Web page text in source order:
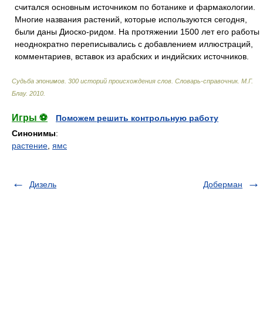
считался основным источником по ботанике и фармакологии.
Многие названия растений, которые используются сегодня,
были даны Диоско-ридом. На протяжении 1500 лет его работы
неоднократно переписывались с добавлением иллюстраций,
комментариев, вставок из арабских и индийских источников.
Судьба эпонимов. 300 историй происхождения слов. Словарь-справочник. М.Г.
Блау. 2010
Игры ⚽
Поможем решить контрольную работу
Синонимы:
растение ямс
Дизель Доберман